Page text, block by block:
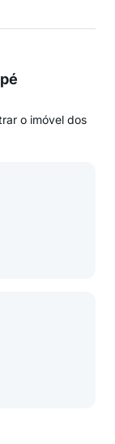
o imóvel dos